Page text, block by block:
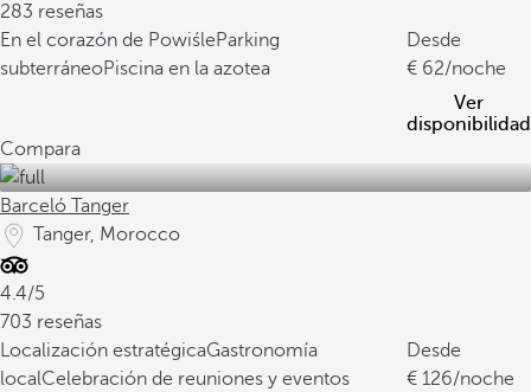
283 reseñas
En el corazón de PowiśleParking
subterráneoPiscina en la azotea
Desde
62/noche
Ver
disponibilidad
Compara
Barceló Tanger
Tanger, Morocco
4.4/5
703 reseñas
Localización estratégicaGastronomía
localCelebración de reuniones y eventos
Desde
126/noche